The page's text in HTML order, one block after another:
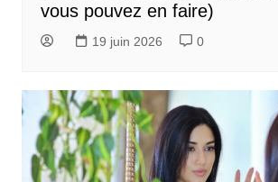
vous pouvez en faire)
19 juin 2026 0